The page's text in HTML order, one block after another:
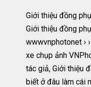
Giới thiệu đồng
Giới thiệu đồng
wwwvnphotonet ›
xe chụp ảnh
tác giả, Giới thiệu
biết ở đâu làm cái